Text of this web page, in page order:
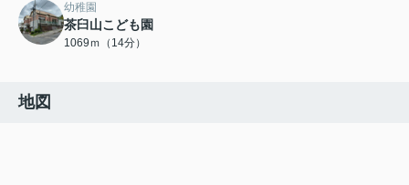
幼稚園
茶臼山こども園
1069ｍ（14分）
地図